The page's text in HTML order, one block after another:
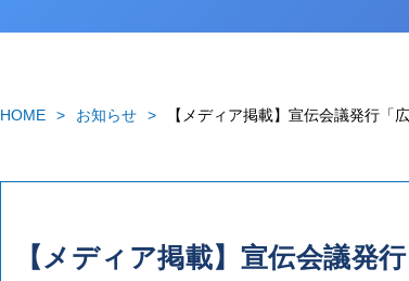
HOME お知らせ 【メディア掲載】宣伝会議発行「
【メディア掲載】宣伝会議発